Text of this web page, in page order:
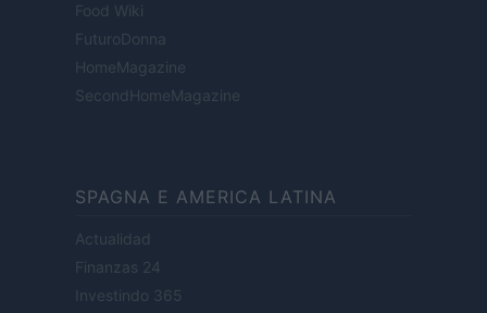
Food Wiki
FuturoDonna
HomeMagazine
SecondHomeMagazine
SPAGNA E AMERICA LATINA
Actualidad
Finanzas 24
Investindo 365